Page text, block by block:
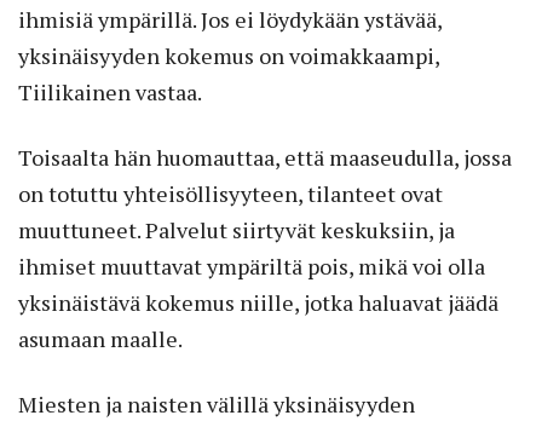
ihmisiä ympärillä. Jos ei löydykään ystävää,
yksinäisyyden kokemus on voimakkaampi,
Tiilikainen vastaa.
Toisaalta hän huomauttaa, että maaseudulla, jossa
on totuttu yhteisöllisyyteen, tilanteet ovat
muuttuneet. Palvelut siirtyvät keskuksiin, ja
ihmiset muuttavat ympäriltä pois, mikä voi olla
yksinäistävä kokemus niille, jotka haluavat jäädä
asumaan maalle.
Miesten ja naisten välillä yksinäisyyden